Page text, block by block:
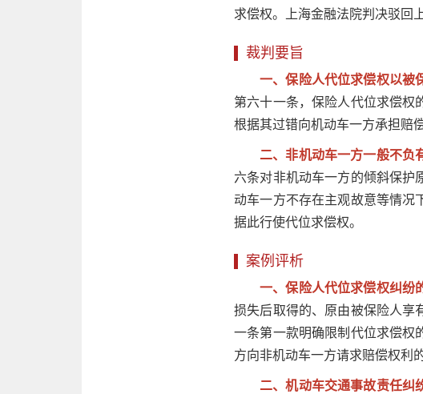
求偿权。上海金融法院判决驳回
裁判要旨
一、保险人代位求偿权以被
第六十一条，保险人代位求偿权
根据其过错向机动车一方承担赔
二、非机动车一方一般不负
六条对非机动车一方的倾斜保护
动车一方不存在主观故意等情况
据此行使代位求偿权。
案例评析
一、保险人代位求偿权纠纷
损失后取得的、原由被保险人享
一条第一款明确限制代位求偿权
方向非机动车一方请求赔偿权利
二、机动车交通事故责任纠